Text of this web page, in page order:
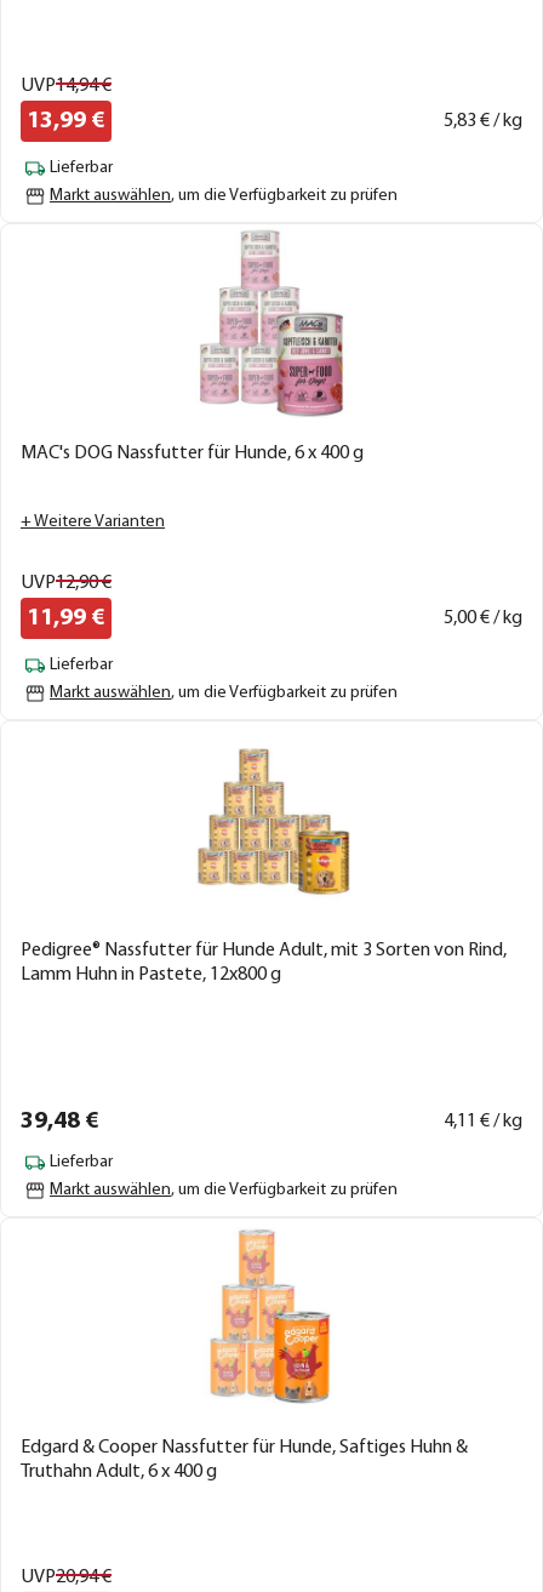
UVP14,94€
13,99 € 5,83 € / kg
Lieferbar
Markt auswählen, um die Verfügbarkeit zu prüfen
MAC's DOG Nassfutter für Hunde, 6 x 400 g
+ Weitere Varianten
UVP12,90€
11,99 € 5,00€ / kg
Lieferbar
Markt auswählen, um die Verfügbarkeit zu prüfen
Pedigree® Nassfutter für Hunde Adult, mit 3 Sorten von Rind,
Lamm Huhn in Pastete, 12x800 g
39,48 € 4,11 € / kg
Lieferbar
Markt auswählen, um die Verfügbarkeit zu prüfen
Edgard & Cooper Nassfutter für Hunde, Saftiges Huhn &
Truthahn Adult, 6 x 400 g
UVP20,94€